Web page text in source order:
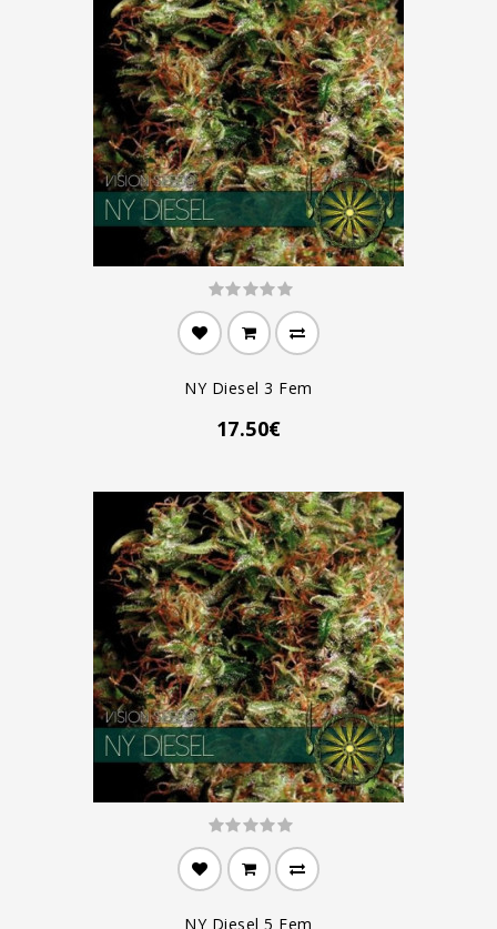
NY Diesel 3 Fem
17.50€
NY Diesel 5 Fem